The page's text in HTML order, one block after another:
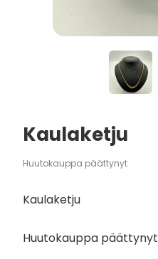
Kaulaketju
Huutokauppa päättynyt
Kaulaketju
Huutokauppa päättynyt